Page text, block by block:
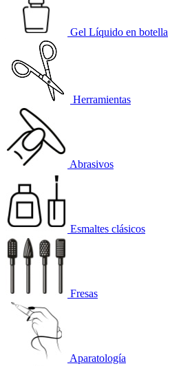
Gel Líquido en botella
Herramientas
Abrasivos
Esmaltes clásicos
Fresas
Aparatología